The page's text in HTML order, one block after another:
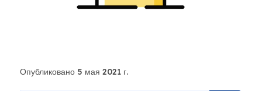
Опубликовано 5 мая 2021 г.